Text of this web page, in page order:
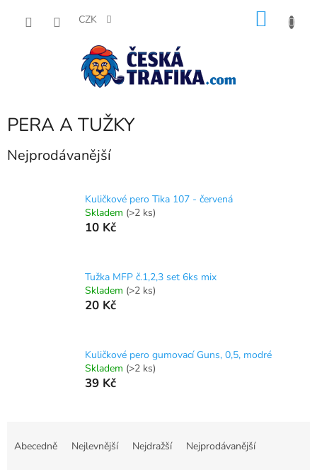
CZK
PERA A TUŽKY
Nejprodávanější
Kuličkové pero Tika 107 - červená
Skladem (>2 ks)
10 Kč
Tužka MFP č.1,2,3 set 6ks mix
Skladem (>2 ks)
20 Kč
Kuličkové pero gumovací Guns, 0,5, modré
Skladem (>2 ks)
39 Kč
Abecedně Nejlevnější Nejdražší Nejprodávanější